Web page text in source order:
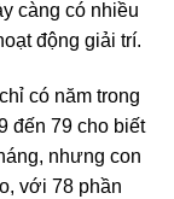
càng có nhiều
động giải trí.
có năm trong
đến 79 cho biết
nhưng con
với 78 phần